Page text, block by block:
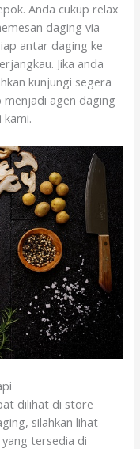
Anda cukup relax
daging via
antar daging ke
Jika anda
kunjungi segera
agen daging
kami.
dilihat di store
silahkan lihat
tersedia di